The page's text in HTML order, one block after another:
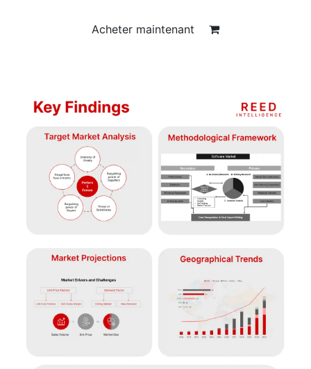
Acheter maintenant